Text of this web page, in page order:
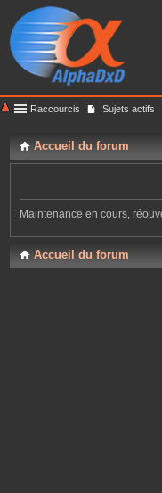
Raccourcis Sujets actifs
Accueil du forum
Maintenance en cours,
Accueil du forum